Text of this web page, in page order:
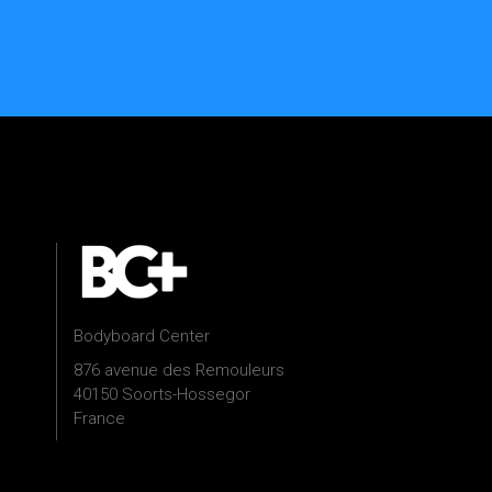
Bodyboard Center
876 avenue des Remouleurs
40150 Soorts-Hossegor
France